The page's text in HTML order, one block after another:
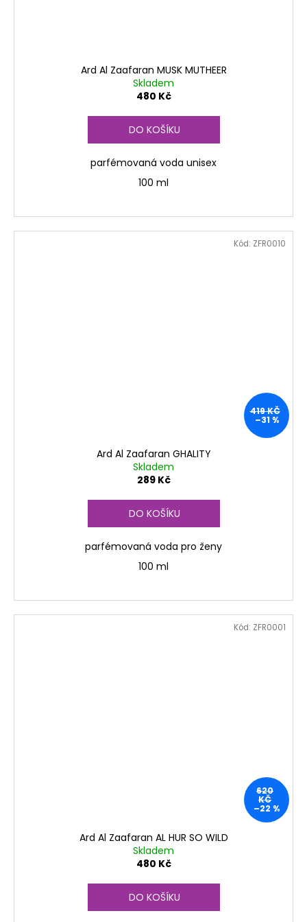
Ard Al Zaafaran MUSK MUTHEER
Skladem
480 Kč
DO KOŠÍKU
parfémovaná voda unisex
100 ml
419 KČ
–31 %
Ard Al Zaafaran GHALITY
Skladem
289 Kč
DO KOŠÍKU
parfémovaná voda pro ženy
100 ml
Kód: ZFR0010
620
KČ
–22 %
Ard Al Zaafaran AL HUR SO WILD
Skladem
480 Kč
DO KOŠÍKU
Kód: ZFR0001